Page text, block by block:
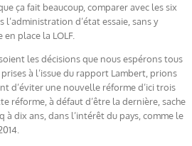
ça fait beaucoup, comparer avec les six
l’administration d’état essaie, sans y
place la LOLF.
les décisions que nous espérons tous
à l’issue du rapport Lambert, prions
d’éviter une nouvelle réforme d’ici trois
réforme, à défaut d’être la dernière, sache
à dix ans, dans l’intérêt du pays, comme le